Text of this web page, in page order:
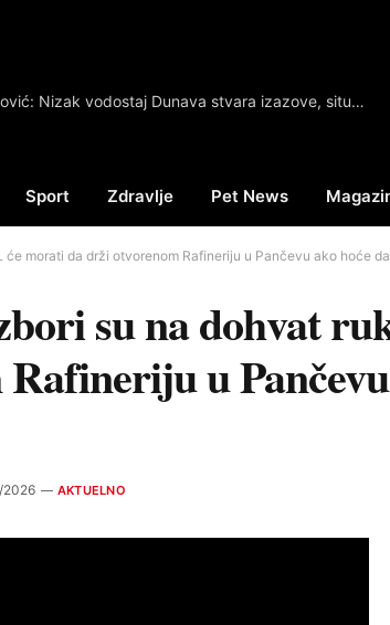
Đedović Handanović: Nizak vodostaj Dunava stvara izazove, situacija stabilna; Realni sam optimista po pitanju NIS-a
Sport Zdravlje Pet News
će morati da drži otvorenom Rafineriju u Pančevu ako hoće
su na dohvat
u
AKTUELNO